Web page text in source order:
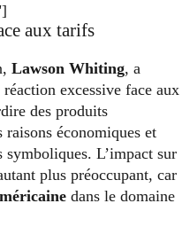
aux tarifs
Lawson Whiting, a
excessive face aux
des produits
économiques et
symboliques. L’impact sur
plus préoccupant, car
dans le domaine